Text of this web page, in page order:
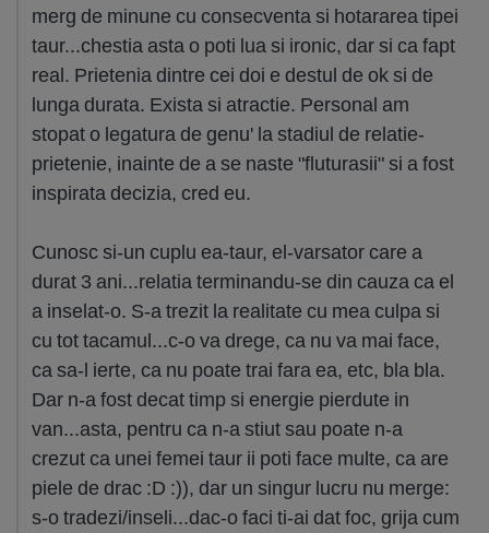
merg de minune cu consecventa si hotararea tipei
taur...chestia asta o poti lua si ironic, dar si ca fapt
real. Prietenia dintre cei doi e destul de ok si de
lunga durata. Exista si atractie. Personal am
stopat o legatura de genu' la stadiul de relatie-
prietenie, inainte de a se naste "fluturasii" si a fost
inspirata decizia, cred eu.
Cunosc si-un cuplu ea-taur, el-varsator care a
durat 3 ani...relatia terminandu-se din cauza ca el
a inselat-o. S-a trezit la realitate cu mea culpa si
cu tot tacamul...c-o va drege, ca nu va mai face,
ca sa-l ierte, ca nu poate trai fara ea, etc, bla bla.
Dar n-a fost decat timp si energie pierdute in
van...asta, pentru ca n-a stiut sau poate n-a
crezut ca unei femei taur ii poti face multe, ca are
piele de drac :D :)), dar un singur lucru nu merge:
s-o tradezi/inseli...dac-o faci ti-ai dat foc, grija cum